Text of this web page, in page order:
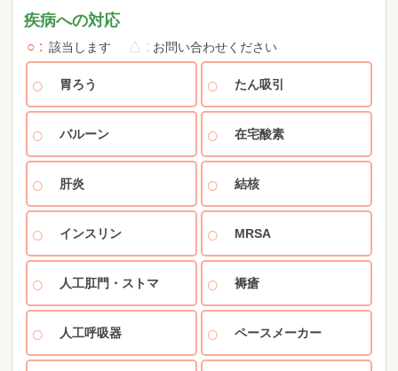
疾病への対応
○ 該当します △ お問い合わせください
胃ろう たん吸引
バルーン 在宅酸素
肝炎 結核
インスリン MRSA
人工肛門・ストマ 褥瘡
人工呼吸器 ペースメーカー